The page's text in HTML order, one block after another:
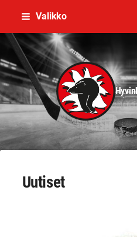
Siirry
sisältöön
Valikko
Uutiset